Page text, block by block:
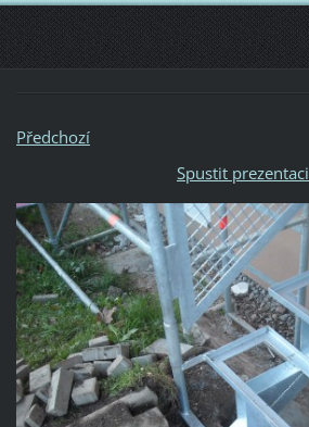
Předchozí
Spustit prezentaci